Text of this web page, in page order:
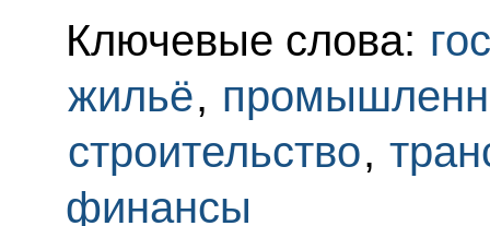
Ключевые слова:
жильё,
строительство,
финансы